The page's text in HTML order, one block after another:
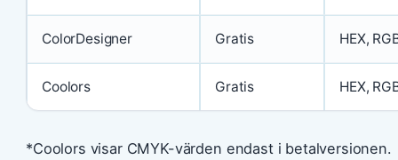
ColorDesigner Gratis HEX,
Coolors Gratis HEX,
*Coolors visar CMYK-värden endast i betalversionen.